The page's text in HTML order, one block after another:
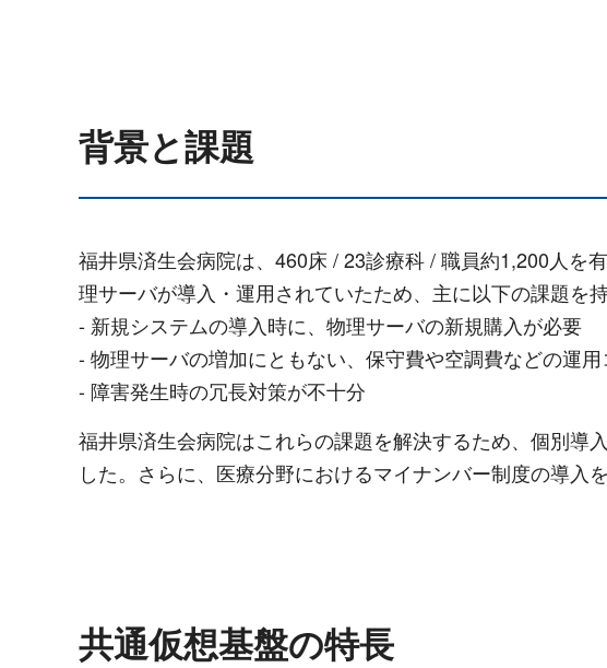
背景と課題
福井県済生会病院は、460床 / 23診療科 / 職員約1,200人を
理サーバが導入・運用されていたため、主に以下の課題を持
- 新規システムの導入時に、物理サーバの新規購入が必要
- 物理サーバの増加にともない、保守費や空調費などの運
- 障害発生時の冗長対策が不十分
福井県済生会病院はこれらの課題を解決するため、個別導
した。さらに、医療分野におけるマイナンバー制度の導入
共通仮想基盤の特長